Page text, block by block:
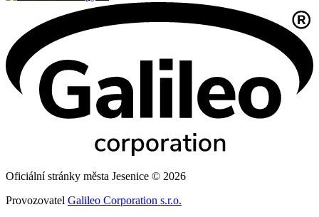
Oficiální stránky města Jesenice © 2026
Provozovatel Galileo Corporation s.r.o.